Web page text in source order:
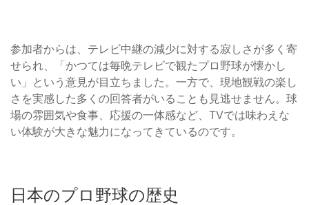
参加者からは、テレビ中継の減少に対する寂しさが多く寄
せられ、「かつては毎晩テレビで観たプロ野球が懐かし
い」という意見が目立ちました。一方で、現地観戦の楽し
さを実感した多くの回答者がいることも見逃せません。球
場の雰囲気や食事、応援の一体感など、TVでは味わえな
い体験が大きな魅力になってきているのです。
日本のプロ野球の歴史